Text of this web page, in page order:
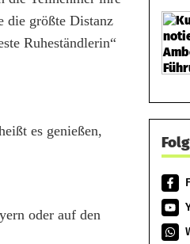
die größte Distanz
Ruheständlerin“
es genießen,
oder auf den